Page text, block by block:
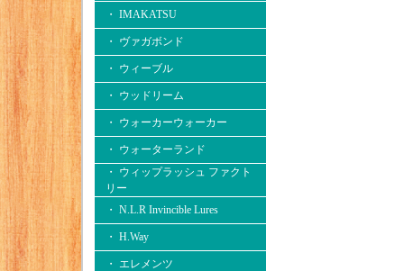
・ IMAKATSU
・ ヴァガボンド
・ ウィーブル
・ ウッドリーム
・ ウォーカーウォーカー
・ ウォーターランド
・ ウィップラッシュ ファクト
リー
・ N.L.R Invincible Lures
・ H.Way
・ エレメンツ